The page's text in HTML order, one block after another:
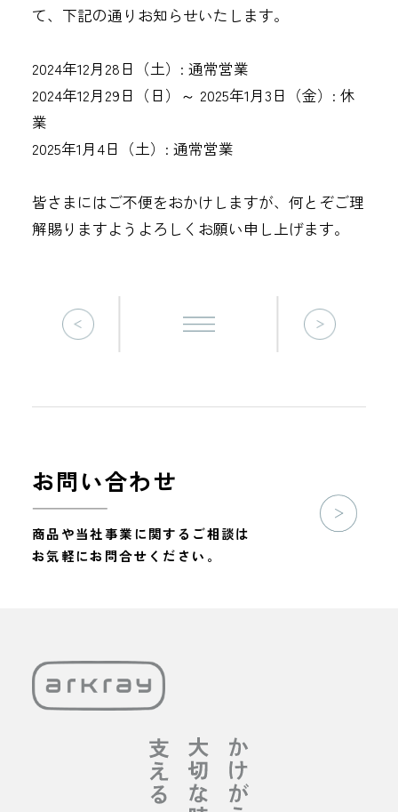
て、下記の通りお知らせいたします。
2024年12月28日（土）: 通常営業
2024年12月29日（日）～ 2025年1月3日（金）: 休
業
2025年1月4日（土）: 通常営業
皆さまにはご不便をおかけしますが、何とぞご理
解賜りますようよろしくお願い申し上げます。
お問い合わせ
商品や当社事業に関するご相談は
お気軽にお問合せください。